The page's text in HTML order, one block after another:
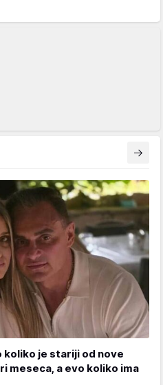
koliko je stariji od nove
meseca, a evo koliko ima